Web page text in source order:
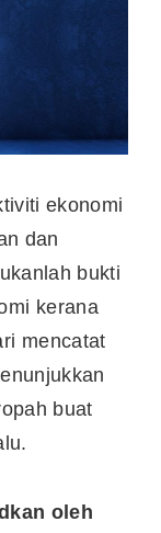
ekonomi
dan
bukti
kerana
mencatat
buat
oleh